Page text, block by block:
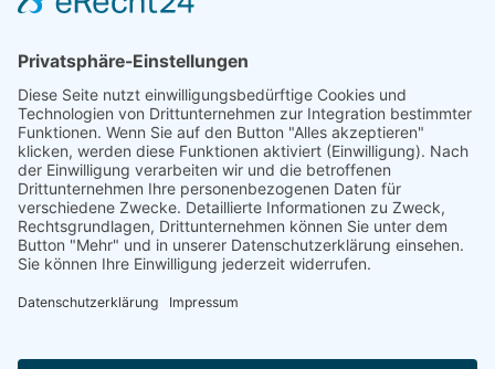
Abteilungsbeitrag aktive Spieler:
Jugendliche unter 18: 25 EUR
Erwachsene: 50 EUR
UMMELDEANTRAG
ÜBUNGSLEITERZUWENDUNGEN
INTERNE DOKUMENTE
Impressum